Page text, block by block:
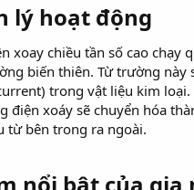
lý hoạt động​
xoay chiều tần số cao chạy
biến thiên. Từ trường này
trong vật liệu kim
điện xoáy sẽ chuyển hóa
từ bên trong ra ngoài.
nổi bật của gia